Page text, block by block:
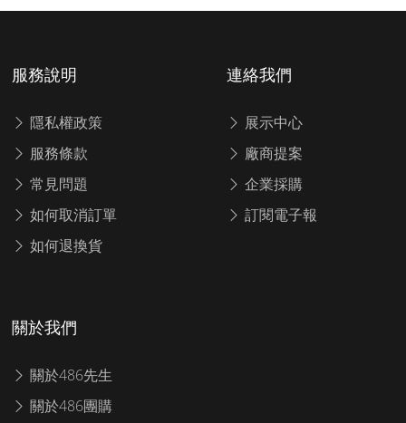
服務說明
隱私權政策
服務條款
常見問題
如何取消訂單
如何退換貨
連絡我們
展示中心
廠商提案
企業採購
訂閱電子報
關於我們
關於486先生
關於486團購